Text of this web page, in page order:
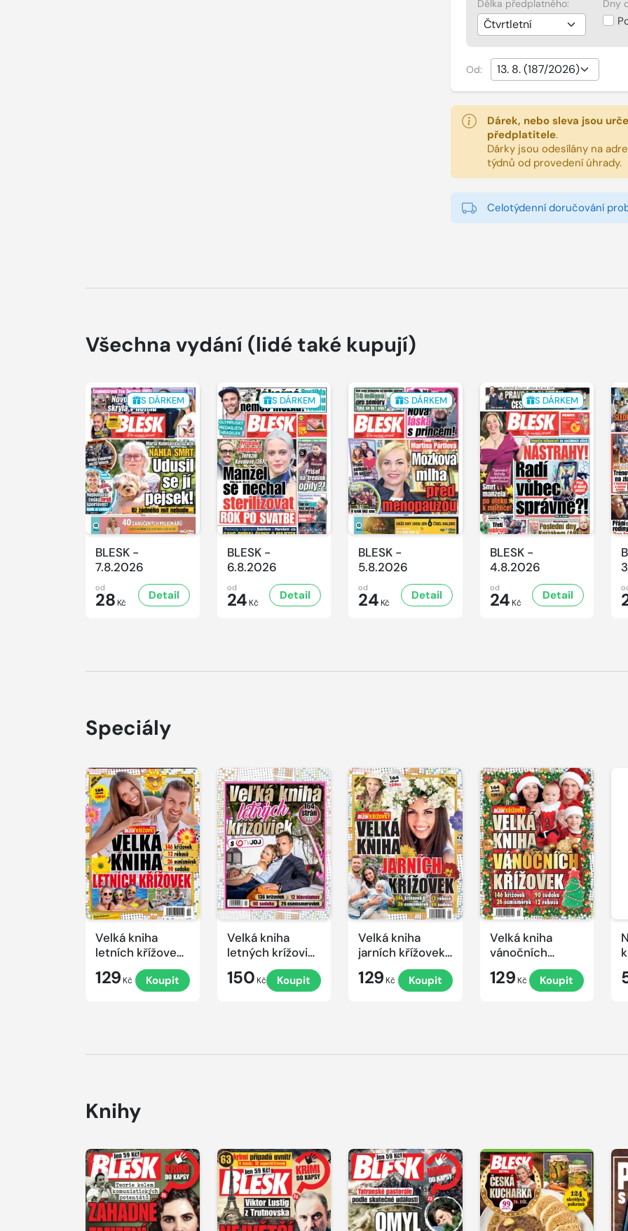
Délka předplatného: Dny
Od:
Dárek, nebo sleva jsou
předplatitele.
Dárky jsou odesílány na
týdnů od provedení úhrady.
Celotýdenní doručování
Všechna vydání (lidé také kupují)
S DÁRKEM
BLESK -
7.8.2026
od
28 Kč
Detail
S DÁRKEM
BLESK -
6.8.2026
od
24 Kč
Detail
S DÁRKEM
BLESK -
5.8.2026
od
24 Kč
Detail
S DÁRKEM
BLESK -
4.8.2026
od
24 Kč
Detail
Speciály
Velká kniha
letních křížovek
129 Kč Koupit
Velká kniha
letných krížoviek
s TV JOJ 2026
150 Kč Koupit
Velká kniha
jarních křížovek
129 Kč Koupit
Velká kniha
vánočních
křížovek 2025
129 Kč Koupit
Knihy